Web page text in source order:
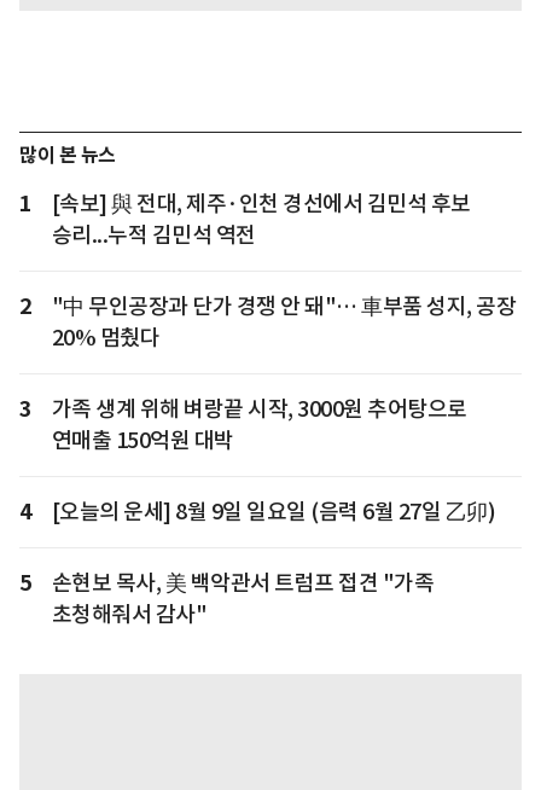
많이 본 뉴스
1
[속보] 與 전대, 제주·인천 경선에서 김민석 후보
승리...누적 김민석 역전
2
"中 무인공장과 단가 경쟁 안 돼"… 車부품 성지, 공장
20% 멈췄다
3
가족 생계 위해 벼랑끝 시작, 3000원 추어탕으로
연매출 150억원 대박
4 [오늘의 운세] 8월 9일 일요일 (음력 6월 27일 乙卯)
5
손현보 목사, 美 백악관서 트럼프 접견 "가족
초청해줘서 감사"